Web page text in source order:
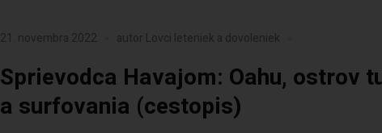
21. novembra 2022 autor Lovci leteniek a dovoleniek
Sprievodca Havajom: Oahu, ostrov
a surfovania (cestopis)